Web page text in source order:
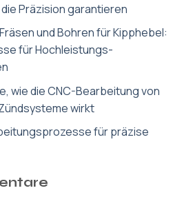
Präzision garantieren
und Bohren für Kipphebel:
für Hochleistungs-
wie die CNC-Bearbeitung von
wirkt
für präzise